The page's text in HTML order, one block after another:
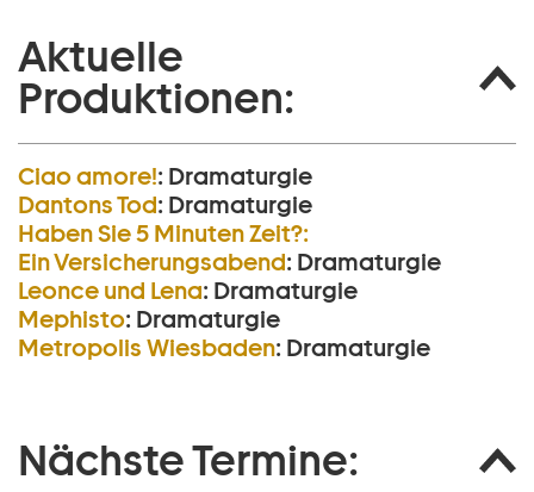
Aktuelle
Produktionen:
Ciao amore!: Dramaturgie
Dantons Tod: Dramaturgie
Haben Sie 5 Minuten Zeit?:
Ein Versicherungs­abend: Dramaturgie
Leonce und Lena: Dramaturgie
Mephisto: Dramaturgie
Metropolis Wiesbaden: Dramaturgie
Nächste Termine: